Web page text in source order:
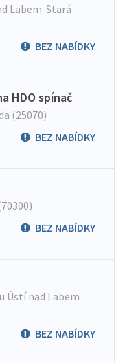
Labem-Stará
BEZ NABÍDKY
HDO spínač
(25070)
BEZ NABÍDKY
BEZ NABÍDKY
Ústí nad Labem
BEZ NABÍDKY